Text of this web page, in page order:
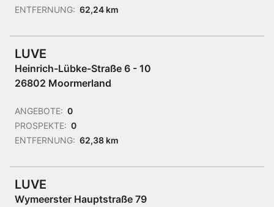
ENTFERNUNG: 62,24 km
LUVE
Heinrich-Lübke-Straße 6 - 10
26802 Moormerland
ANGEBOTE: 0
PROSPEKTE: 0
ENTFERNUNG: 62,38 km
LUVE
Wymeerster Hauptstraße 79